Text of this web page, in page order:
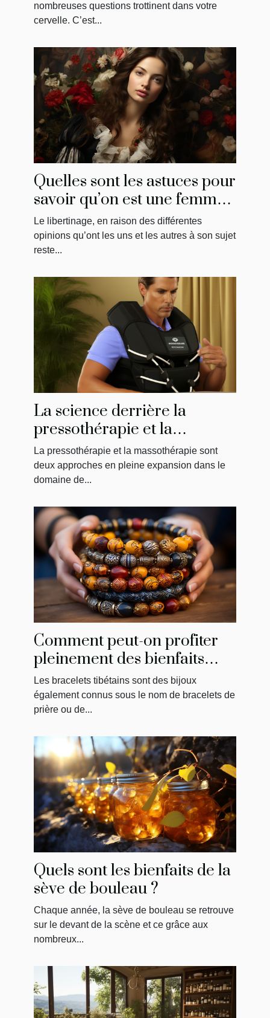
nombreuses questions trottinent dans votre
cervelle. C’est...
Quelles sont les astuces pour
savoir qu’on est une femme
libertine ?
Le libertinage, en raison des différentes
opinions qu’ont les uns et les autres à son sujet
reste...
La science derrière la
pressothérapie et la
massothérapie : Comment
ça fonctionne?
La pressothérapie et la massothérapie sont
deux approches en pleine expansion dans le
domaine de...
Comment peut-on profiter
pleinement des bienfaits
d’un bracelet tibétain ?
Les bracelets tibétains sont des bijoux
également connus sous le nom de bracelets de
prière ou de...
Quels sont les bienfaits de la
sève de bouleau ?
Chaque année, la sève de bouleau se retrouve
sur le devant de la scène et ce grâce aux
nombreux...